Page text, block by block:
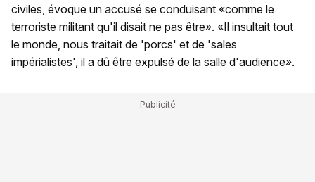
civiles, évoque un accusé se conduisant «comme le
terroriste militant qu'il disait ne pas être». «Il insultait tout
le monde, nous traitait de 'porcs' et de 'sales
impérialistes', il a dû être expulsé de la salle d'audience».